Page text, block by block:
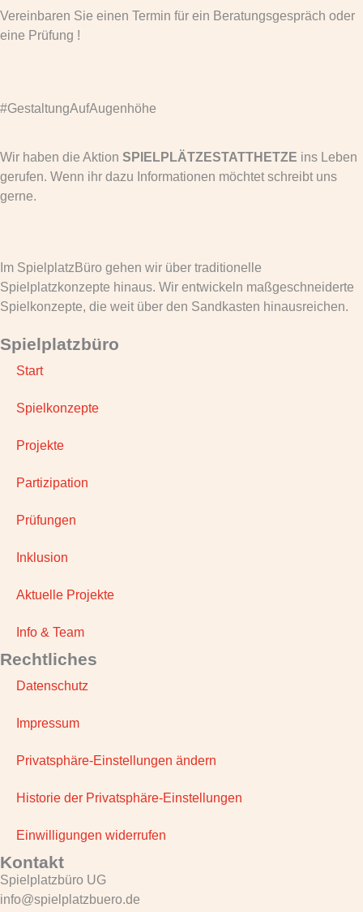
Vereinbaren Sie einen Termin für ein Beratungsgespräch oder
eine Prüfung !
#GestaltungAufAugenhöhe
Wir haben die Aktion SPIELPLÄTZESTATTHETZE ins Leben
gerufen. Wenn ihr dazu Informationen möchtet schreibt uns
gerne.
Im SpielplatzBüro gehen wir über traditionelle
Spielplatzkonzepte hinaus. Wir entwickeln maßgeschneiderte
Spielkonzepte, die weit über den Sandkasten hinausreichen.
Spielplatzbüro
Start
Spielkonzepte
Projekte
Partizipation
Prüfungen
Inklusion
Aktuelle Projekte
Info & Team
Rechtliches
Datenschutz
Impressum
Privatsphäre-Einstellungen ändern
Historie der Privatsphäre-Einstellungen
Einwilligungen widerrufen
Kontakt
Spielplatzbüro UG
info@spielplatzbuero.de